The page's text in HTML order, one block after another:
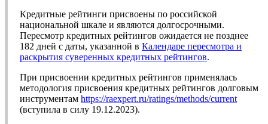
Кредитные рейтинги присвоены по российской
национальной шкале и являются долгосрочными.
Пересмотр кредитных рейтингов ожидается не позднее
182 дней с даты, указанной в Календаре пересмотра и
раскрытия суверенных кредитных рейтингов.
При присвоении кредитных рейтингов применялась
методология присвоения кредитных рейтингов долговым
инструментам https://raexpert.ru/ratings/methods/current
(вступила в силу 19.12.2023).